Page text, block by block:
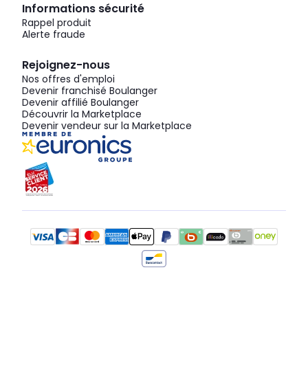
Informations sécurité
Rappel produit
Alerte fraude
Rejoignez-nous
Nos offres d'emploi
Devenir franchisé Boulanger
Devenir affilié Boulanger
Découvrir la Marketplace
Devenir vendeur sur la Marketplace